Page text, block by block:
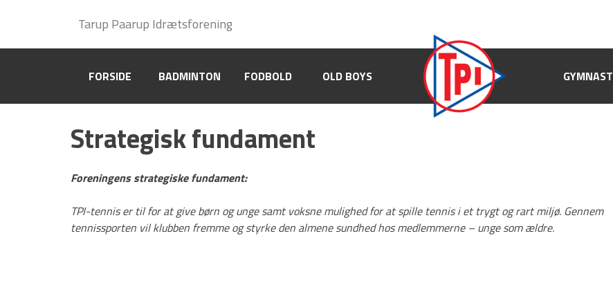
Tarup Paarup Idrætsforening
FORSIDE BADMINTON FODBOLD OLD BOYS GYMNASTIK
Tennis og Padel
Om TPI Tennis og Padel
Spillesteder Vedtægter
Tarup Paarup Idrætsforening
FORSIDE BADMINTON FODBOLD OLD BOYS
Strategisk fundament
Foreningens strategiske fundament:
TPI-tennis er til for at give børn og unge samt voksne mulighed for at spille tennis i et trygt og rart miljø. Gennem
tennissporten vil klubben fremme og styrke den almene sundhed hos medlemmerne – unge som ældre.